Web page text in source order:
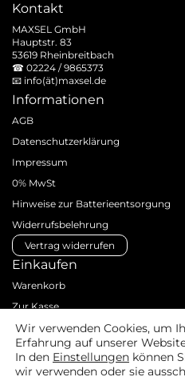
Kontakt
MAXSEL GmbH
Hauptstr. 83
53619 Rheinbreitbach
☎ 02224 / 9865373
📧 info(ät)maxsel.de
Informationen
AGB
Datenschutzerklärung
Impressum
0% MwSt
Hinweise zur Batterieentsorgung
Widerrufsbelehrung
Vertrag widerrufen
Einkaufen
Warenkorb
Zur Kasse
Zahlungsarten
Versandarten & -kosten
Produktanfrage
Wir verwenden Cookies, um
Erfahrung auf unserer
In den Einstellungen können
wir verwenden oder sie